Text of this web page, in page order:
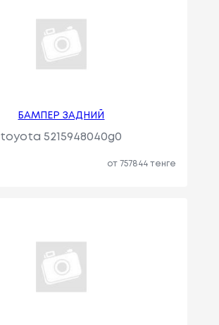
БАМПЕР ЗАДНИЙ
toyota 5215948040g0
от 757844 тенге